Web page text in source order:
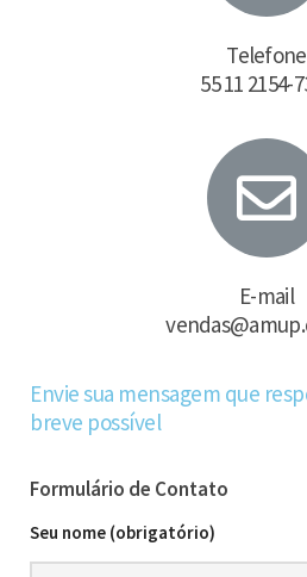
Telefone
55 11 2154-
E-mail
Envie sua mensagem que
breve possível
Formulário de Contato
Seu nome (obrigatório)